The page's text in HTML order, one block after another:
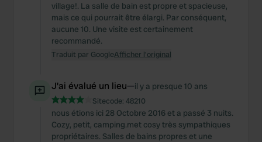
village!. La salle de bain est propre et spacieuse,
mais ce qui pourrait être élargi. Par conséquent,
aucune 10. Une visite est certainement
recommandé.
Traduit par GoogleAfficher l'original
J'ai évalué un lieu—il y a presque 10 ans
Sitecode: 48210
nous étions ici 28 Octobre 2016 et a passé 3 nuits.
Cozy, petit, camping.met cosy très sympathiques
propriétaires. Salles de bains propres et une